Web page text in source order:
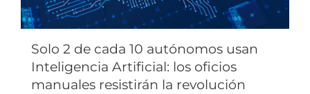
Solo 2 de cada 10 autónomos usan
Inteligencia Artificial: los oficios
manuales resistirán la revolución